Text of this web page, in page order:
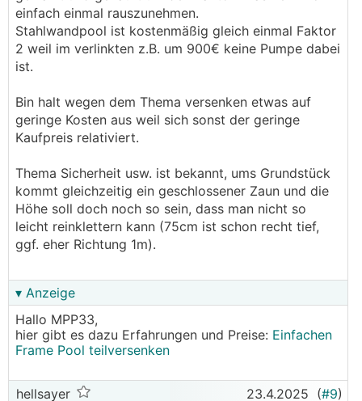
einfach einmal rauszunehmen.
Stahlwandpool ist kostenmäßig gleich einmal Faktor
2 weil im verlinkten z.B. um 900€ keine Pumpe dabei
ist.
Bin halt wegen dem Thema versenken etwas auf
geringe Kosten aus weil sich sonst der geringe
Kaufpreis relativiert.
Thema Sicherheit usw. ist bekannt, ums Grundstück
kommt gleichzeitig ein geschlossener Zaun und die
Höhe soll doch noch so sein, dass man nicht so
leicht reinklettern kann (75cm ist schon recht tief,
ggf. eher Richtung 1m).
▾ Anzeige
Hallo MPP33,
hier gibt es dazu Erfahrungen und Preise: Einfachen
Frame Pool teilversenken
hellsayer 23.4.2025 (#9)